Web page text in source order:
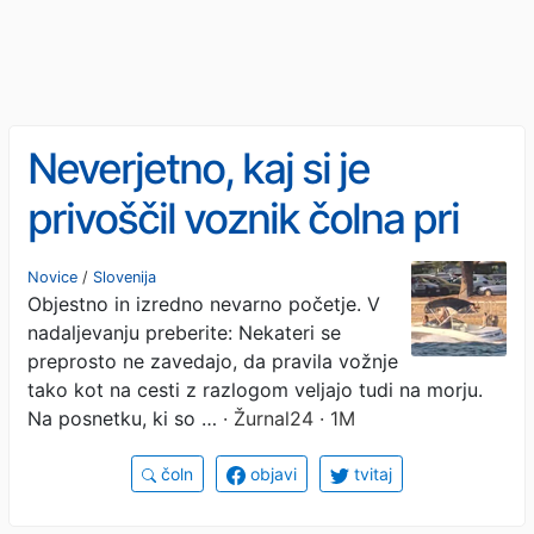
Neverjetno, kaj si je
privoščil voznik čolna pri
Portorožu
Novice / Slovenija
Objestno in izredno nevarno početje. V
nadaljevanju preberite: Nekateri se
preprosto ne zavedajo, da pravila vožnje
tako kot na cesti z razlogom veljajo tudi na morju.
Na posnetku, ki so … · Žurnal24 · 1M
čoln objavi tvitaj